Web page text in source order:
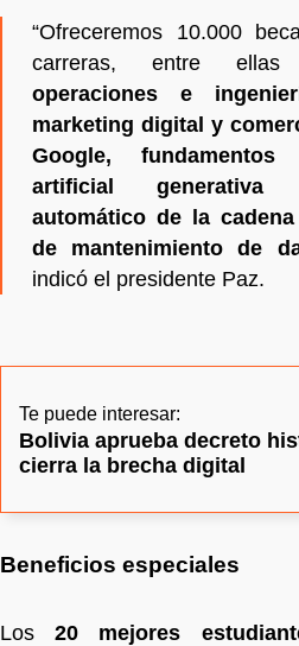
“Ofreceremos 10.000
carreras, entre
operaciones e
marketing digital y
Google,
artificial generativa
automático de la
de mantenimiento de
indicó el presidente Paz.
Te puede interesar:
Bolivia aprueba decreto
cierra la brecha digital
Beneficios especiales
Los20 mejores